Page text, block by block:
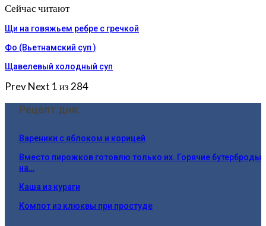
Сейчас читают
Щи на говяжьем ребре с гречкой
Фо (Вьетнамский суп )
Щавелевый холодный суп
PrevNext 1 из 284
Рецепт дня:
Вареники с яблоком и корицей
Вместо пирожков готовлю только их. Горячие бутерброды
на…
Каша из кураги
Компот из клюквы при простуде